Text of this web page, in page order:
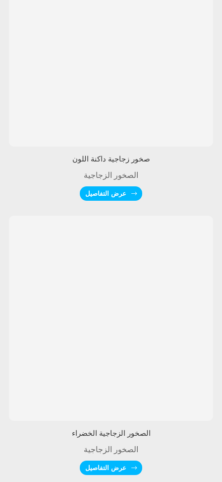
صخور زجاجية داكنة اللون
الصخور الزجاجية
عرض التفاصيل
الصخور الزجاجية الخضراء
الصخور الزجاجية
عرض التفاصيل